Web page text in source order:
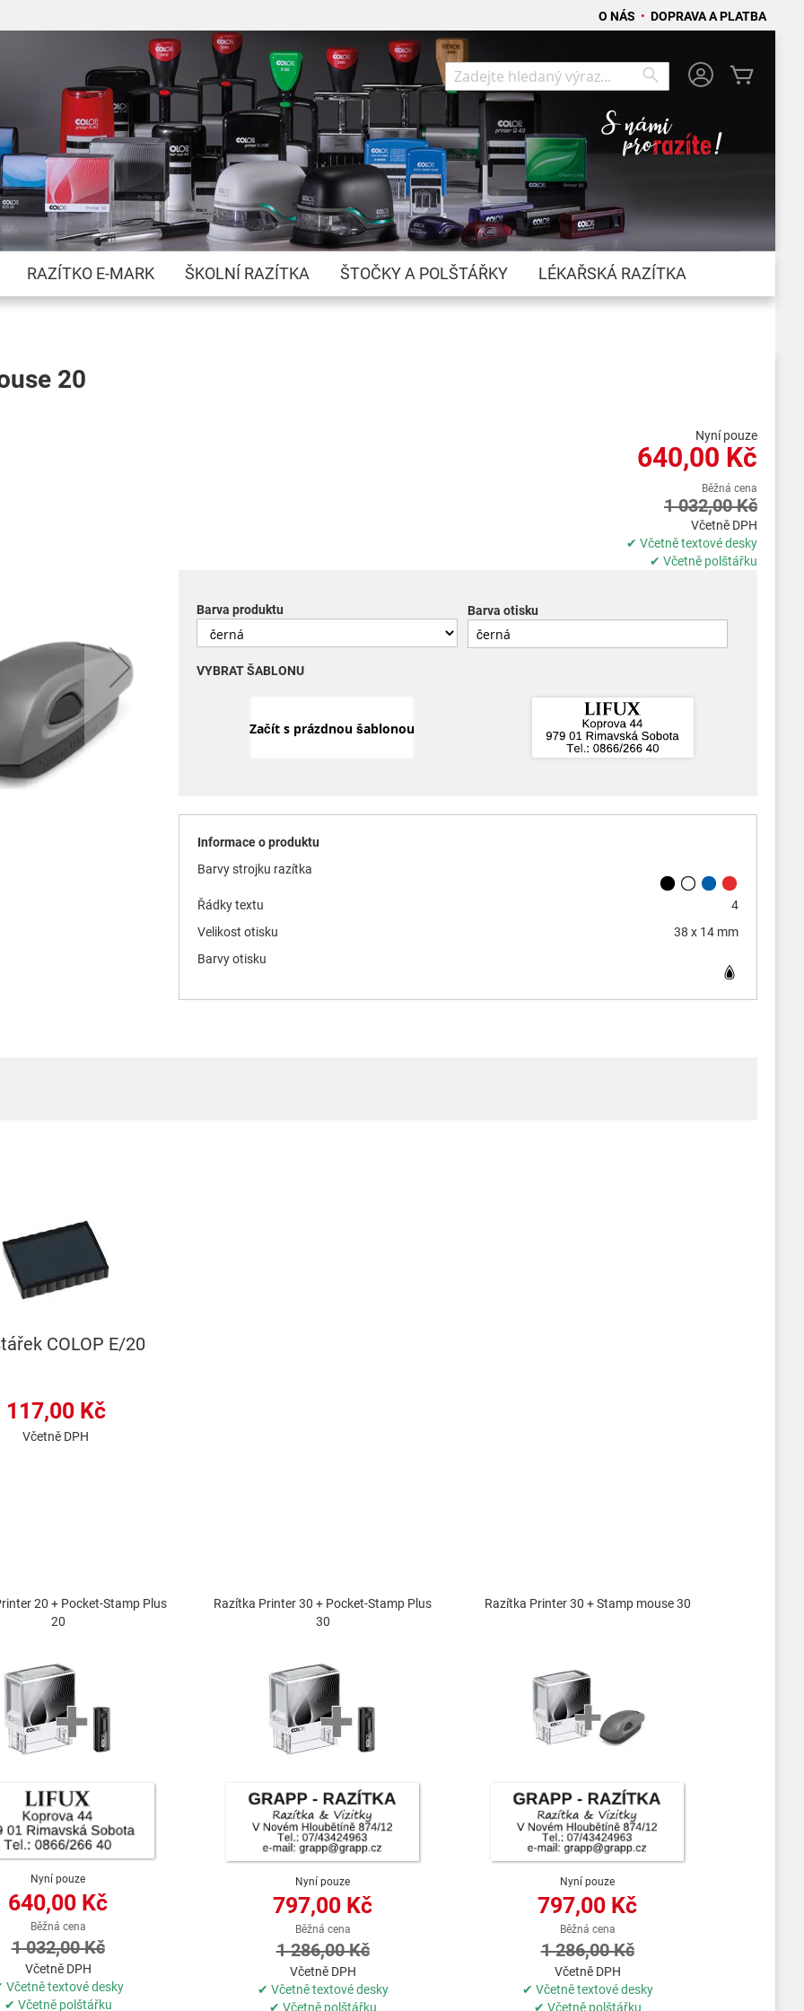
O NÁS • DOPRAVA A PLATBA
Přejít
na
obsah
Search
Search
RAZÍTKO E-MARK ŠKOLNÍ RAZÍTKA ŠTOČKY A POLŠTÁŘKY LÉKAŘSKÁ RAZÍTKA
20
Nyní pouze
640,00 Kč
Běžná cena
1 032,00 Kč
Včetně DPH
✔ Včetně textové desky
✔ Včetně polštářku
Barva produktu Barva otisku
VYBRAT ŠABLONU
Začít s prázdnou šablonou
Informace o produktu
Barvy strojku razítka
Řádky textu
4
Velikost otisku
38 x 14 mm
Barvy otisku
COLOP E/20
117,00 Kč
Včetně DPH
20 + Pocket-Stamp Plus
20
Nyní pouze
640,00 Kč
Běžná cena
1 032,00 Kč
Včetně DPH
Včetně textové desky
✔ Včetně polštářku
Razítka Printer 30 + Pocket-Stamp Plus
30
Nyní pouze
797,00 Kč
Běžná cena
1 286,00 Kč
Včetně DPH
✔ Včetně textové desky
✔ Včetně polštářku
Razítka Printer 30 + Stamp mouse 30
Nyní pouze
797,00 Kč
Běžná cena
1 286,00 Kč
Včetně DPH
✔ Včetně textové desky
✔ Včetně polštářku